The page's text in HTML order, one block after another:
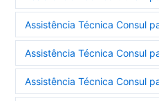
Assistência Técnica Consul
Assistência Técnica Consul
Assistência Técnica Consul